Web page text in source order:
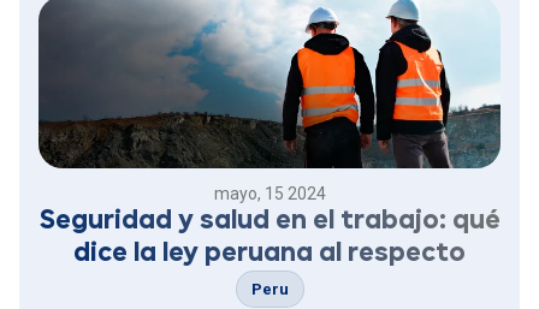
mayo, 15 2024
Seguridad y salud en el trabajo: qué
dice la ley peruana al respecto
Peru